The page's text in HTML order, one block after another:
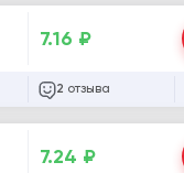
7.16 ₽
2 отзыва
7.24 ₽